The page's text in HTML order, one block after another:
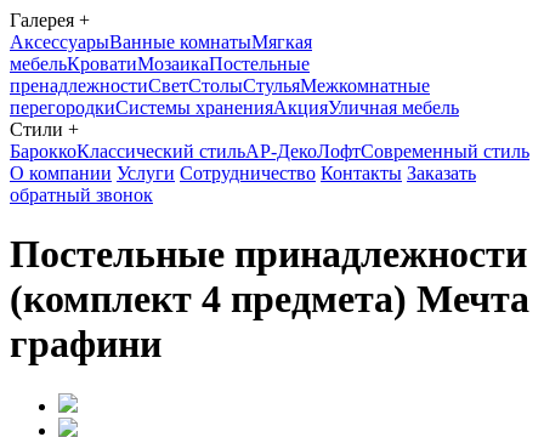
Галерея +
АксессуарыВанные комнатыМягкая
мебельКроватиМозаикаПостельные
пренадлежностиСветСтолыСтульяМежкомнатные
перегородкиСистемы храненияАкцияУличная мебель
Стили +
БароккоКлассический стильАР-ДекоЛофтСовременный стиль
О компании Услуги Сотрудничество Контакты Заказать
обратный звонок
Постельные принадлежности
(комплект 4 предмета) Мечта
графини